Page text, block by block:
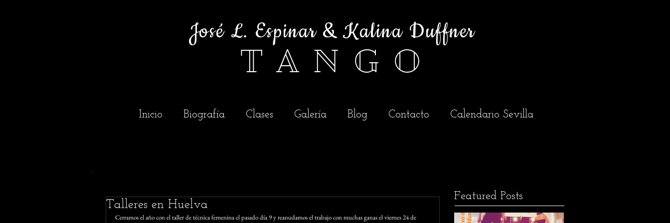
José L. Espinar & Kalina Duffner
T A N G O
Inicio Biografía Clases Galería Blog Contacto Calendario Sevilla
Talleres en Huelva
Cerramos el año con el taller de técnica femenina el pasado día 9 y reanudamos el trabajo con muchas ganas el viernes 24 de
Featured Posts